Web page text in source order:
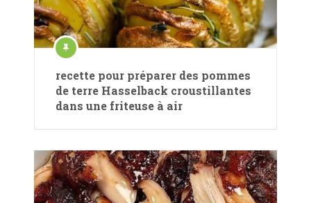
recette pour préparer des pommes
de terre Hasselback croustillantes
dans une friteuse à air